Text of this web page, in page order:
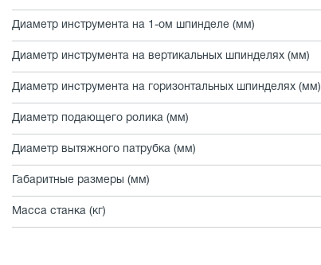
Диаметр инструмента на 1-ом шпинделе (мм)
Диаметр инструмента на вертикальных шпинделях (мм)
Диаметр инструмента на горизонтальных шпинделях (мм)
Диаметр подающего ролика (мм)
Диаметр вытяжного патрубка (мм)
Габаритные размеры (мм)
Масса станка (кг)